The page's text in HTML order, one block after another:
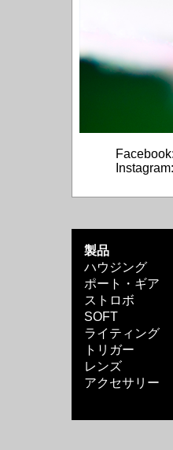
Instagram:
製品
ハウジング
ポート・ギア
ストロボ
SOFT
ライティング
トリガー
レンズ
アクセサリー